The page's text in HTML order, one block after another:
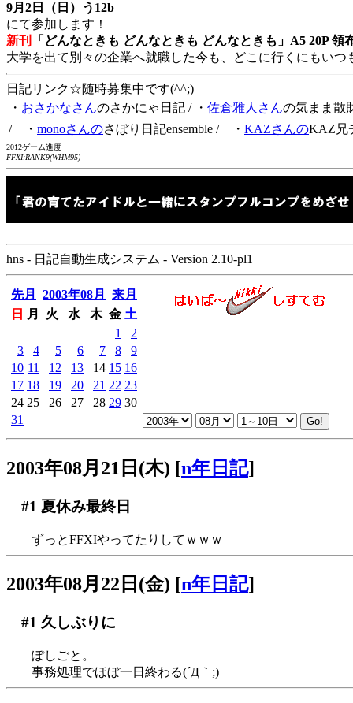
9月2日（日）う12b
にて参加します！
新刊
「どんなときも どんなときも どんなときも」A5 20P 領
大学を出て別々の企業へ就職した今も、どこに行くにもい
日記リンク☆随時募集中です(^^;)
・ おさかなさんのさかにゃ日記 / ・ 佐倉雅人さんの気まま散
/ ・ monoさんのさぼり日記ensemble / ・ KAZさんのKAZ兄
2012ゲーム進度
FFXI:RANK9(WHM95)
hns - 日記自動生成システム - Version 2.10-pl1
先月 2003年08月
来月
日
月 火 水 木 金 土
1
2
3
4 5 6 7 8
9
10 11 12 13 14 15 16
17 18 19 20 21 22 23
24 25 26 27 28 29 30
31
2003年08月21日(木) [n年日記]
#1 夏休み最終日
ずっとFFXIやってたりしてｗｗｗ
2003年08月22日(金) [n年日記]
#1 久しぶりに
ぽしごと。
事務処理でほぼ一日終わる(´Д｀;)